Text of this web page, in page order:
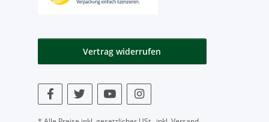
Vertrag widerrufen